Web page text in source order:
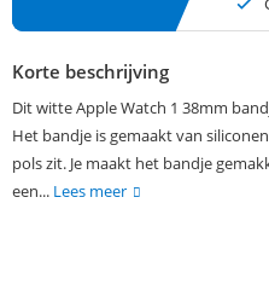
Korte beschrijving
Dit witte Apple Watch 1 38mm
Het bandje is gemaakt van
pols zit. Je maakt het bandje
een... Lees meer